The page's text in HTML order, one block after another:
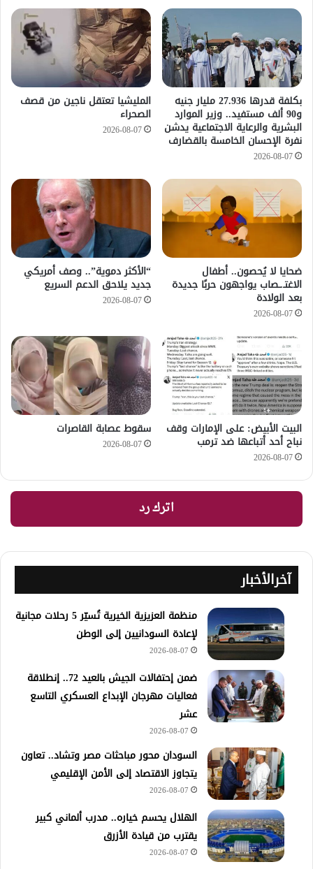
​بكلفة قدرها 27.936 مليار جنيه
و90 ألف مستفيد.. وزير الموارد
البشرية والرعاية الاجتماعية يدشن
نفرة الإحسان الخامسة بالقضارف
2026-08-07
المليشيا تعتقل ناجين من قصف
الصحراء
2026-08-07
ضحايا لا يُحصون.. أطفال
الاغتـ.ـصاب يواجهون حربًا جديدة
بعد الولادة
2026-08-07
“الأكثر دموية”.. وصف أمريكي
جديد يلاحق الدعم السريع
2026-08-07
‏البيت الأبيض: على ⁧‫الإمارات‬⁩ وقف
نباح أحد أتباعها ضد ترمب
2026-08-07
سقوط عصابة القاصرات
2026-08-07
اترك رد
آخرالأخبار
منظمة العزيزية الخيرية تُسيّر 5 رحلات مجانية
لإعادة السودانيين إلى الوطن
2026-08-07
ضمن إحتفالات الجيش بالعيد 72.. إنطلاقة
فعاليات مهرجان الإبداع العسكري التاسع
عشر
2026-08-07
السودان محور مباحثات مصر وتشاد.. تعاون
يتجاوز الاقتصاد إلى الأمن الإقليمي
2026-08-07
الهلال يحسم خياره.. مدرب ألماني كبير
يقترب من قيادة الأزرق
2026-08-07